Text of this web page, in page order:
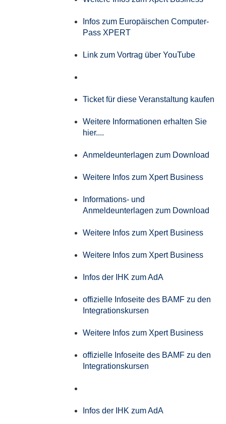
Infos zum Europäischen Computer-
Pass XPERT
Link zum Vortrag über YouTube
Ticket für diese Veranstaltung kaufen
Weitere Informationen erhalten Sie
hier....
Anmeldeunterlagen zum Download
Weitere Infos zum Xpert Business
Informations- und
Anmeldeunterlagen zum Download
Weitere Infos zum Xpert Business
Weitere Infos zum Xpert Business
Infos der IHK zum AdA
offizielle Infoseite des BAMF zu den
Integrationskursen
Weitere Infos zum Xpert Business
offizielle Infoseite des BAMF zu den
Integrationskursen
Infos der IHK zum AdA